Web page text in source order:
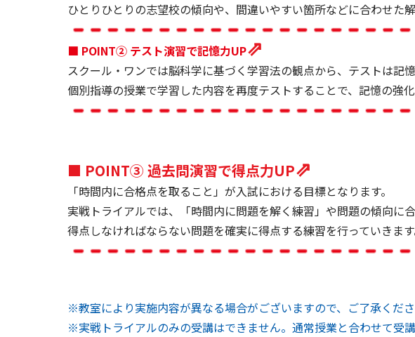
ひとりひとりの志望校の傾向や、間違いやすい箇所などに合わせた
■ POINT② テスト演習で記憶力UP⇗
スクール・ワンでは脳科学に基づく学習法の観点から、テストは記
個別指導の授業で学習した内容を再度テストすることで、記憶の強化
■ POINT③ 過去問演習で得点力UP⇗
「時間内に合格点を取ること」が入試における目標となります。
実戦トライアルでは、「時間内に問題を解く練習」や問題の傾向に
得点しなければならない問題を確実に得点する練習を行っていきます
※教室により実施内容が異なる場合がございますので、ご了承くださ
※実戦トライアルのみの受講はできません。通常授業と合わせて受